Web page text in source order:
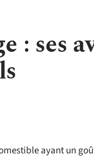
: ses
ayant un